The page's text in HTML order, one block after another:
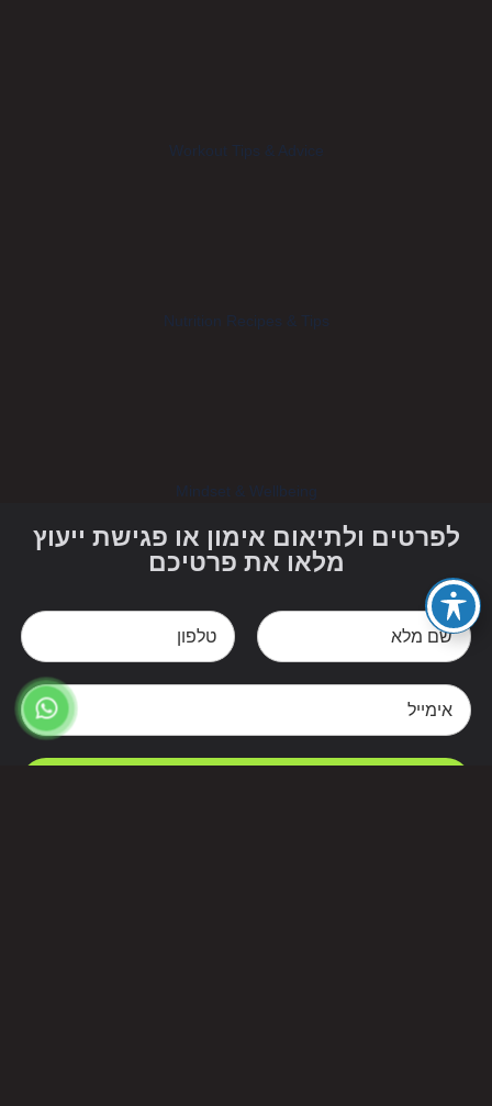
Workout Tips & Advice
Nutrition Recipes & Tips
Mindset & Wellbeing
לפרטים ולתיאום אימון או פגישת ייעוץ
מלאו את פרטיכם